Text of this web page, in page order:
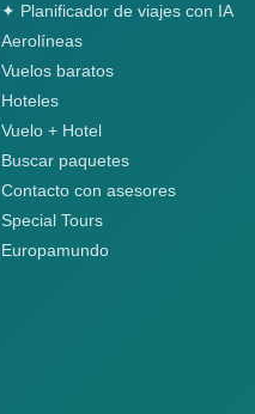
✦ Planificador de viajes con IA
Aerolíneas
Vuelos baratos
Hoteles
Vuelo + Hotel
Buscar paquetes
Contacto con asesores
Special Tours
Europamundo